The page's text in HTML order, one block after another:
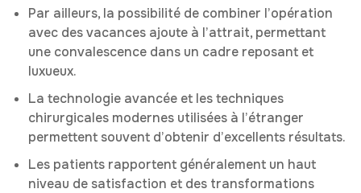
Par ailleurs, la possibilité de combiner l’opération
avec des vacances ajoute à l’attrait, permettant
une convalescence dans un cadre reposant et
luxueux.
La technologie avancée et les techniques
chirurgicales modernes utilisées à l’étranger
permettent souvent d’obtenir d’excellents résultats.
Les patients rapportent généralement un haut
niveau de satisfaction et des transformations